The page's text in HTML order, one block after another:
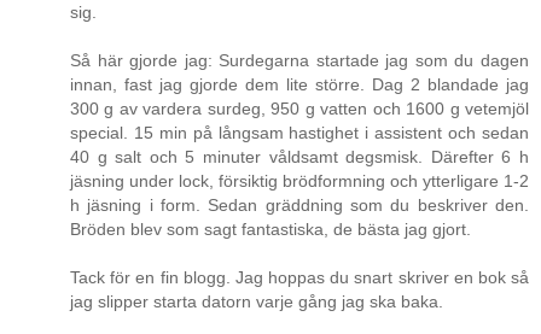
sig.
Så här gjorde jag: Surdegarna startade jag som du dagen
innan, fast jag gjorde dem lite större. Dag 2 blandade jag
300 g av vardera surdeg, 950 g vatten och 1600 g vetemjöl
special. 15 min på långsam hastighet i assistent och sedan
40 g salt och 5 minuter våldsamt degsmisk. Därefter 6 h
jäsning under lock, försiktig brödformning och ytterligare 1-2
h jäsning i form. Sedan gräddning som du beskriver den.
Bröden blev som sagt fantastiska, de bästa jag gjort.
Tack för en fin blogg. Jag hoppas du snart skriver en bok så
jag slipper starta datorn varje gång jag ska baka.